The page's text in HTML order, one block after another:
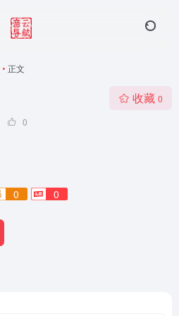
• 正文
0
收藏 0
0 0